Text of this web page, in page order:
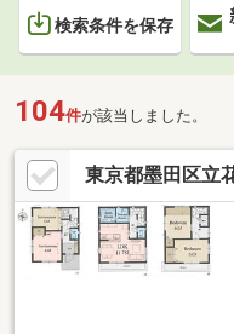
検索条件を保存
104件が該当しました。
東京都墨田区立